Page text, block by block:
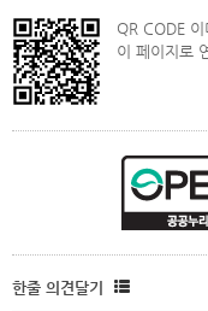
QR CODE
이 페이지로
한줄 의견달기